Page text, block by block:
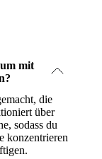
mit
die
über
sodass du
konzentrieren